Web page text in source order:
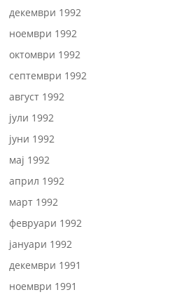
декември 1992
ноември 1992
октомври 1992
септември 1992
август 1992
јули 1992
јуни 1992
мај 1992
април 1992
март 1992
февруари 1992
јануари 1992
декември 1991
ноември 1991